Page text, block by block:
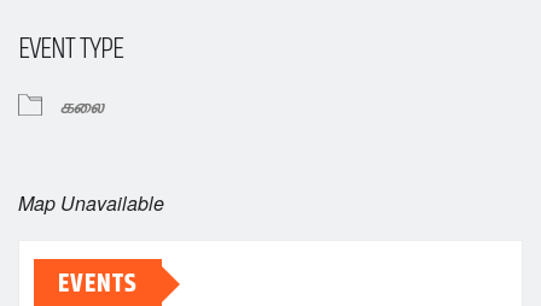
EVENT TYPE
கலை
Map Unavailable
EVENTS